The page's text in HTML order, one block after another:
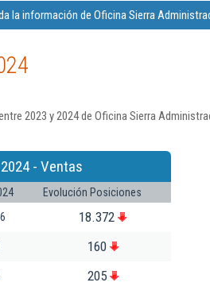
la información de Oficina Sierra
2023 y 2024 de Oficina Sierra
- Ventas
Evolución Posiciones
18.372
160
205